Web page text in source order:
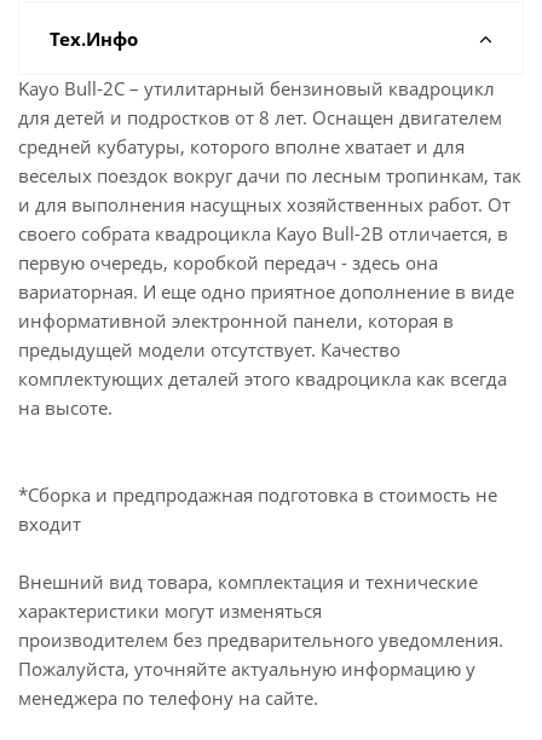
Тех.Инфо
Kayo Bull-2С – утилитарный бензиновый квадроцикл
для детей и подростков от 8 лет. Оснащен двигателем
средней кубатуры, которого вполне хватает и для
веселых поездок вокруг дачи по лесным тропинкам, так
и для выполнения насущных хозяйственных работ. От
своего собрата квадроцикла Kayo Bull-2В отличается, в
первую очередь, коробкой передач - здесь она
вариаторная. И еще одно приятное дополнение в виде
информативной электронной панели, которая в
предыдущей модели отсутствует. Качество
комплектующих деталей этого квадроцикла как всегда
на высоте.
*Сборка и предпродажная подготовка в стоимость не
входит
Внешний вид товара, комплектация и технические
характеристики могут изменяться
производителем без предварительного уведомления.
Пожалуйста, уточняйте актуальную информацию у
менеджера по телефону на сайте.